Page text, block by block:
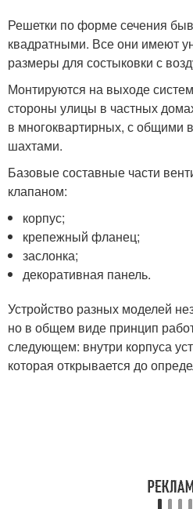
Решетки по форме сечения
квадратными. Все они имеют
размеры для состыковки с
Монтируются на выходе
стороны улицы в частных
в многоквартирных, с общими
шахтами.
Базовые составные части
клапаном:
корпус;
крепежный фланец;
заслонка;
декоративная панель.
Устройство разных моделей
но в общем виде принцип
следующем: внутри корпуса
которая открывается до